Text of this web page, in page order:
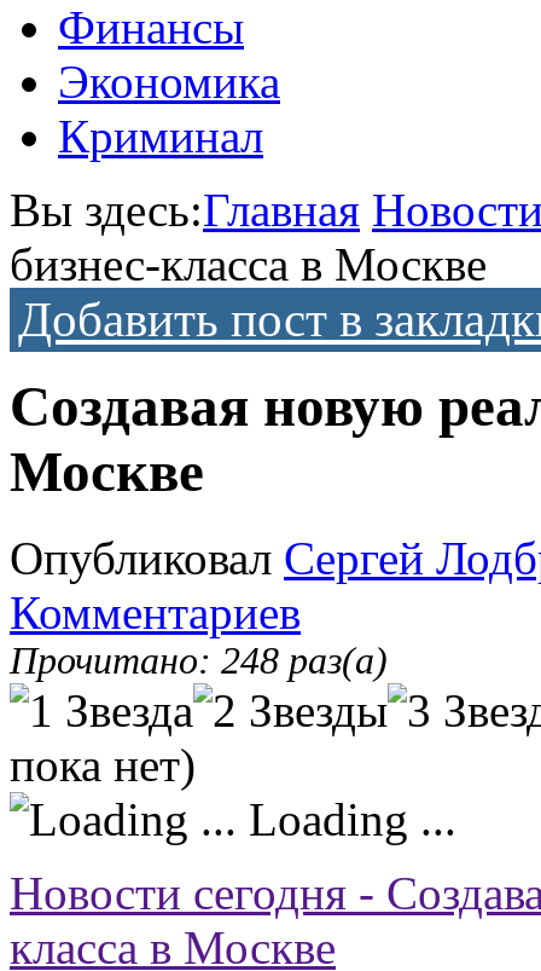
Финансы
Экономика
Криминал
Вы здесь:Главная
бизнес-класса в Москве
Добавить пост в
Создавая новую
Москве
Опубликовал Сергей
Комментариев
Прочитано: 248 раз(а)
пока нет)
Loading ...
Новости сегодня -
класса в Москве